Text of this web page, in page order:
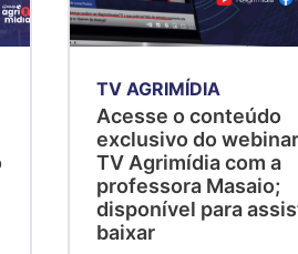
TV AGRIMÍDIA
Acesse o conteúdo
exclusivo do
TV Agrimídia com a
professora Masaio;
disponível para
baixar